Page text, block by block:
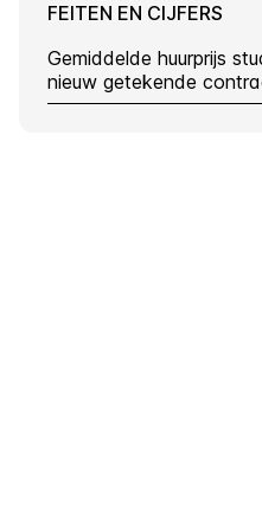
FEITEN EN CIJFERS
Gemiddelde huurprijs
nieuw getekende